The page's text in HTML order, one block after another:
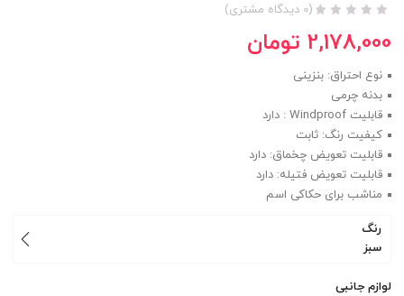
(
0 دیدگاه مشتری)
2,178,000 تومان
نوع احتراق: بنزینی
بدنه چرمی
قابلیت Windproof : دارد
کیفیت رنگ: ثابت
قابلیت تعویض چخماق: دارد
قابلیت تعویض فتیله: دارد
مناشب برای حکاکی اسم
رنگ
سبز
لوازم جانبی